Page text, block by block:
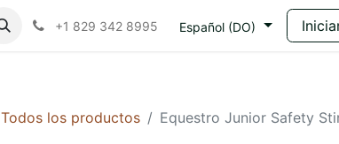
+1 829 342 8995 Español (DO)
Todos los productos Equestro Junior Safety